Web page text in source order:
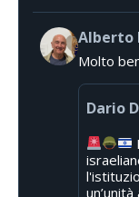
Alberto
Molto
Dario